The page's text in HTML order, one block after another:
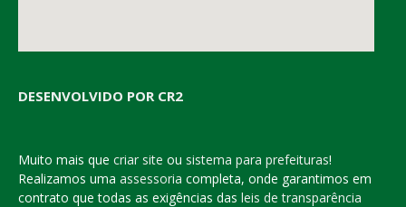
DESENVOLVIDO POR CR2
Muito mais que criar site ou sistema para prefeituras!
Realizamos uma assessoria completa, onde garantimos em
contrato que todas as exigências das leis de transparência